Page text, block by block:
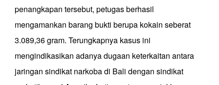
penangkapan tersebut, petugas berhasil
mengamankan barang bukti berupa kokain seberat
3.089,36 gram. Terungkapnya kasus ini
mengindikasikan adanya dugaan keterkaitan antara
jaringan sindikat narkoba di Bali dengan sindikat